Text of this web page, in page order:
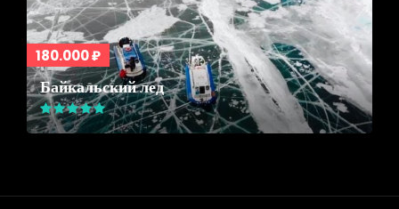
180.000 ₽
Байкальский лед